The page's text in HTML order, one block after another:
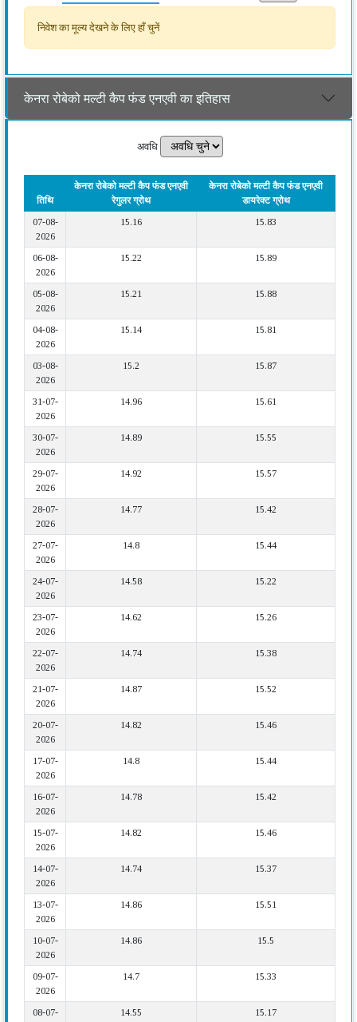
निवेश का मूल्य देखने के लिए हाँ चुनें
केनरा रोबेको मल्टी कैप फंड एनएवी का इतिहास
अवधि
तिथि
केनरा रोबेको मल्टी कैप फंड एनएवी
रेगुलर ग्रोथ
केनरा रोबेको मल्टी कैप फंड एनएवी
डायरेक्ट ग्रोथ
07-08-
2026
15.16 15.83
06-08-
2026
15.22 15.89
05-08-
2026
15.21 15.88
04-08-
2026
15.14 15.81
03-08-
2026
15.2 15.87
31-07-
2026
14.96 15.61
30-07-
2026
14.89 15.55
29-07-
2026
14.92 15.57
28-07-
2026
14.77 15.42
27-07-
2026
14.8 15.44
24-07-
2026
14.58 15.22
23-07-
2026
14.62 15.26
22-07-
2026
14.74 15.38
21-07-
2026
14.87 15.52
20-07-
2026
14.82 15.46
17-07-
2026
14.8 15.44
16-07-
2026
14.78 15.42
15-07-
2026
14.82 15.46
14-07-
2026
14.74 15.37
13-07-
2026
14.86 15.51
10-07-
2026
14.86 15.5
09-07-
2026
14.7 15.33
08-07-
14.55 15.17